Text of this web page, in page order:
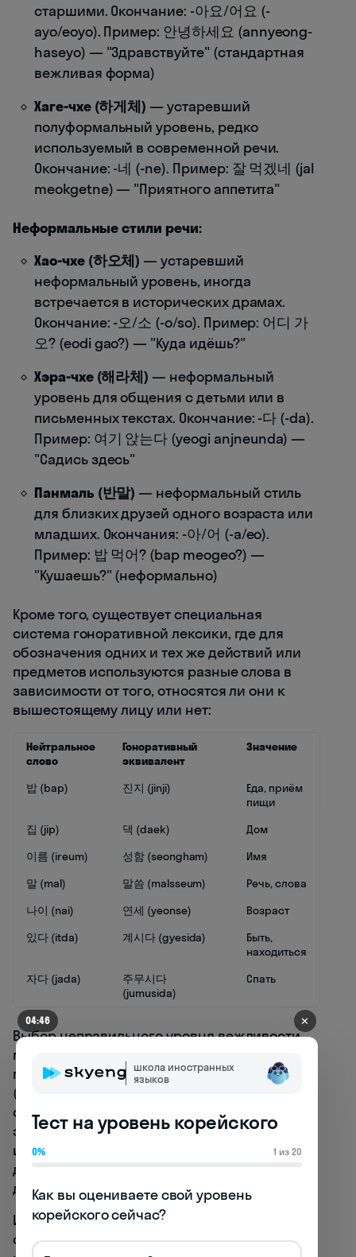
старшими. Окончание: -아요/어요 (-
ayo/eoyo). Пример: 안녕하세요 (annyeong-
haseyo) — "Здравствуйте" (стандартная
вежливая форма)
Хаге-чхе (하게체) — устаревший
полуформальный уровень, редко
используемый в современной речи.
Окончание: -네 (-ne). Пример: 잘 먹겠네 (jal
meokgetne) — "Приятного аппетита"
Неформальные стили речи:
Хао-чхе (하오체) — устаревший
неформальный уровень, иногда
встречается в исторических драмах.
Окончание: -오/소 (-o/so). Пример: 어디 가
오? (eodi gao?) — "Куда идёшь?"
Хэра-чхе (해라체) — неформальный
уровень для общения с детьми или в
письменных текстах. Окончание: -다 (-da).
Пример: 여기 앉는다 (yeogi anjneunda) —
"Садись здесь"
Панмаль (반말) — неформальный стиль
для близких друзей одного возраста или
младших. Окончания: -아/어 (-a/eo).
Пример: 밥 먹어? (bap meogeo?) —
"Кушаешь?" (неформально)
Кроме того, существует специальная
система гоноративной лексики, где для
обозначения одних и тех же действий или
предметов используются разные слова в
зависимости от того, относятся ли они к
вышестоящему лицу или нет:
Нейтральное
слово
Гоноративный
эквивалент
Значение
밥 (bap) 진지 (jinji)
Еда, приём
пищи
집 (jip)
댁 (daek)
Дом
이름 (ireum)
성함 (seongham)
Имя
말 (mal)
말씀 (malsseum)
Речь, слова
나이 (nai)
연세 (yeonse)
Возраст
있다 (itda)
계시다 (gyesida)
Быть,
находиться
자다 (jada)
주무시다
(jumusida)
Спать
Выбор неправильного уровня вежливости
может привести к серьёзным социальным
последствиям. Использование панмаль
(неформального стиля) с незнакомцем или
старшим считается грубым нарушением
этикета. С другой стороны, использование
излишне формального стиля с близкими
друзьями может создать ощущение
дистанции и холодности. 🤔
Интересно, что уровни вежливости также
отражают исторические изменения в
04:46 ✕
школа иностранных
языков
Тест на уровень корейского
0% 1 из 20
Как вы оцениваете свой уровень
корейского сейчас?